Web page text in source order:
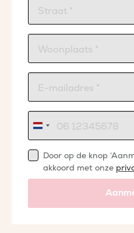
Nederland
+31
Door op de knop
akkoord met onze